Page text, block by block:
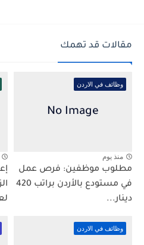
مقالات قد تهمك
وظائف في الاردن
منذ يوم
مطلوب موظفين: فرص عمل
في مستودع بالأردن براتب 420
دينار...
وظائف في الاردن